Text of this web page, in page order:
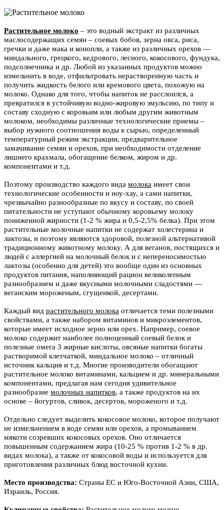
Растительное молоко – это водный экстракт из различных
маслосодержащих семян – соевых бобов, зерна овса, риса,
гречки и даже мака и конопли, а также из различных орехов —
миндального, грецкого, кедрового, лесного, кокосового, фундука,
подсолнечника и др. Любой из указанных продуктов можно
измельчить в воде, отфильтровать нерастворенную часть и
получить жидкость белого или кремового цвета, похожую на
молоко. Однако для того, чтобы напиток не расслоился, а
превратился в устойчивую водно-жировую эмульсию, по типу и
составу сходную с коровьим или любым другим животным
молоком, необходимы различные технологические приемы –
выбор нужного соотношения воды к сырью, определенный
температурный режим экстракции, предварительное
замачивание семян и орехов, при необходимости отделение
лишнего крахмала, обогащение белком, жиром и др.
компонентами и т.д.
Поэтому производство каждого вида молока имеет свои
технологические особенности и ноу-хау, а сами напитки,
чрезвычайно разнообразные по вкусу и составу, по своей
питательности не уступают обычному коровьему молоку
пониженной жирности (1-2 % жира и 0,5-2,5% белка). При этом
растительные молочные напитки не содержат холестерина и
лактозы, и поэтому являются здоровой, полезной альтернативой
традиционному животному молоку. А для веганов, постящихся и
людей с аллергией на молочный белок и с непереносимостью
лактозы (особенно для детей) это вообще один из основных
продуктов питания, наполняющий рацион великолепным
разнообразием и даже вкусными молочными сладостями —
веганским мороженым, сгущенкой, десертами.
Каждый вид растительного молока отличается теми полезными
свойствами, а также набором витаминов и микроэлементов,
которые имеет исходное зерно или орех. Например, соевое
молоко содержит наиболее полноценный соевый белок и
полезные омега 3 жирные кислоты, овсяные напитки богаты
растворимой клетчаткой, миндальное молоко – отличный
источник кальция и т.д. Многие производители обогащают
растительное молоко витаминами, кальцием и др. минеральными
компонентами, предлагая нам сегодня удивительное
разнообразие молочных напитков, а также продуктов на их
основе – йогуртов, сливок, десертов, мороженого и т.д.
Отдельно следует выделить кокосовое молоко, которое получают
не измельчением в воде семян или орехов, а промыванием
мякоти созревших кокосовых орехов. Оно отличается
повышенным содержанием жира (10-25 % против 1-2 % в др.
видах молока), а также от кокосовой воды и используется для
приготовления различных блюд восточной кухни.
Место производства: Страны ЕС и Юго-Восточной Азии, США,
Израиль, Россия.